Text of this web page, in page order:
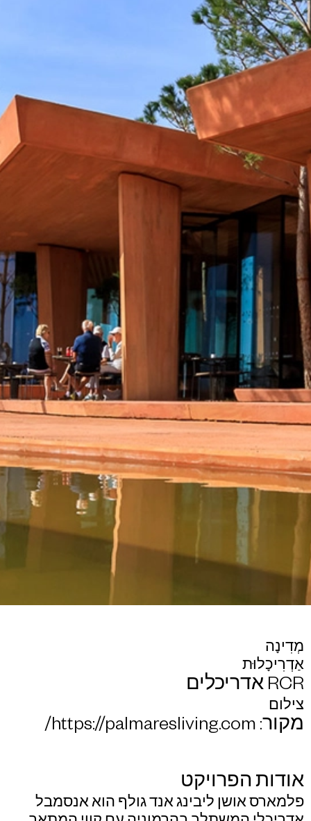
מְדִינָה
אַדְרִיכָלוּת
RCR אדריכלים
צילום
מקור: https://palmaresliving.com/
אודות הפרויקט
פלמארס אושן ליבינג אנד גולף הוא אנסמבל